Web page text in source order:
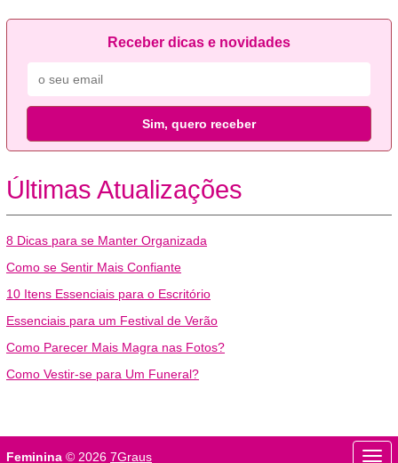
Receber dicas e novidades
Sim, quero receber
Últimas Atualizações
8 Dicas para se Manter Organizada
Como se Sentir Mais Confiante
10 Itens Essenciais para o Escritório
Essenciais para um Festival de Verão
Como Parecer Mais Magra nas Fotos?
Como Vestir-se para Um Funeral?
Feminina © 2026 7Graus